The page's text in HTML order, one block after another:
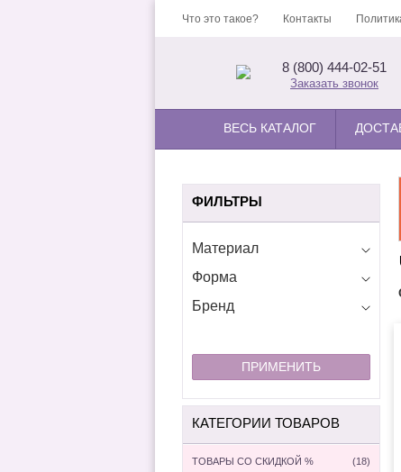
Что это такое? Контакты
8 (800) 444-02-51
Заказать звонок
ВЕСЬ КАТАЛОГ
ФИЛЬТРЫ
Материал
Форма
Бренд
ПРИМЕНИТЬ
КАТЕГОРИИ ТОВАРОВ
ТОВАРЫ СО СКИДКОЙ % (18)